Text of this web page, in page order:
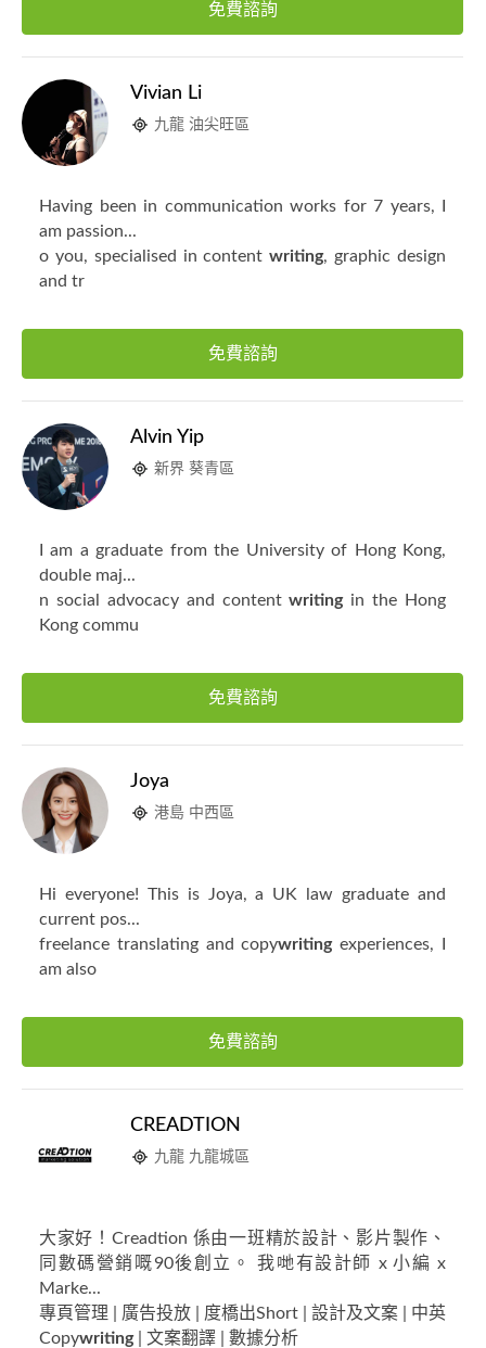
免費諮詢
Vivian Li
九龍 油尖旺區
Having been in communication works for 7 years, I
am passion...
o you, specialised in contentwriting, graphic design
and tr
免費諮詢
Alvin Yip
新界 葵青區
I am a graduate from the University of Hong Kong,
double maj...
n social advocacy and contentwritingin the Hong
Kong commu
免費諮詢
Joya
港島 中西區
Hi everyone! This is Joya, a UK law graduate and
current pos...
freelance translating and copywritingexperiences, I
am also
免費諮詢
CREADTION
九龍 九龍城區
大家好！Creadtion 係由一班精於設計、影片製作、
同數碼營銷嘅90後創立。 我哋有設計師 x 小編 x
Marke...
專頁管理 | 廣告投放 | 度橋出Short | 設計及文案 | 中英
Copywriting| 文案翻譯 | 數據分析